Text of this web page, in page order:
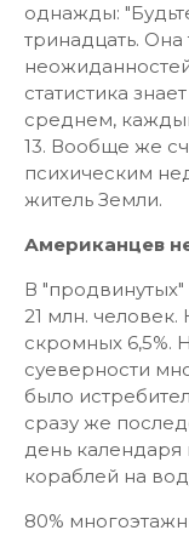
однажды:
тринадцать. Она
статистика
среднем,
13. Вообще же
психическим
житель Земли.
Американцев
В
21 млн. человек.
скромных 6,5%.
суеверности
было
сразу же
день
кораблей на
80%